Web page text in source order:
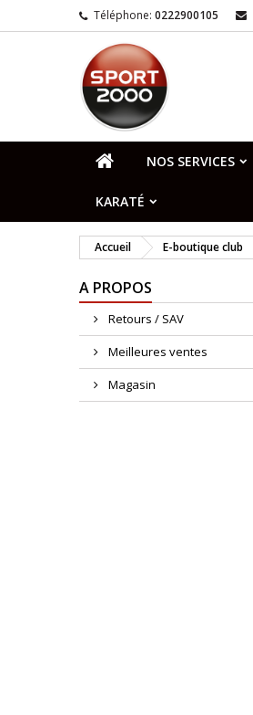
Téléphone: 0222900105
NOS SERVICES
KARATÉ
Accueil E-boutique club
A PROPOS
Retours / SAV
Meilleures ventes
Magasin